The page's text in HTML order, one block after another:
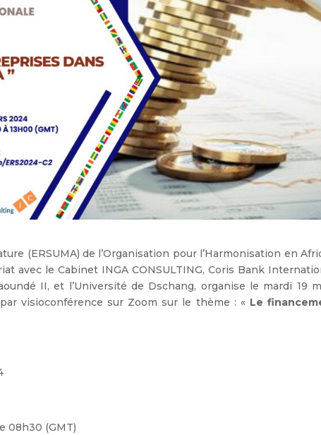
(ERSUMA) de l’Organisation pour l’Harmonisation en
avec le Cabinet INGA CONSULTING, Coris Bank
II, et l’Université de Dschang, organise le mardi 19
visioconférence sur Zoom sur le thème : « Le
08h30 (GMT)